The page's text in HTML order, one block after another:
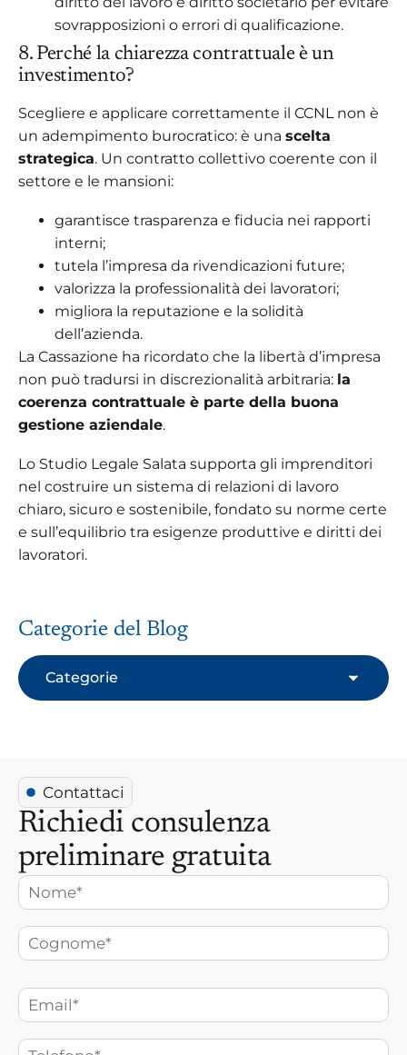
sovrapposizioni o errori di qualificazione.
8. Perché la chiarezza contrattuale è un
investimento?
Scegliere e applicare correttamente il CCNL non è
un adempimento burocratico: è una scelta
strategica. Un contratto collettivo coerente con il
settore e le mansioni:
garantisce trasparenza e fiducia nei rapporti
interni;
tutela l’impresa da rivendicazioni future;
valorizza la professionalità dei lavoratori;
migliora la reputazione e la solidità
dell’azienda.
La Cassazione ha ricordato che la libertà d’impresa
non può tradursi in discrezionalità arbitraria: la
coerenza contrattuale è parte della buona
gestione aziendale.
Lo Studio Legale Salata supporta gli imprenditori
nel costruire un sistema di relazioni di lavoro
chiaro, sicuro e sostenibile, fondato su norme certe
e sull’equilibrio tra esigenze produttive e diritti dei
lavoratori.
Categorie del Blog
Categorie
Contattaci
Richiedi consulenza
preliminare gratuita